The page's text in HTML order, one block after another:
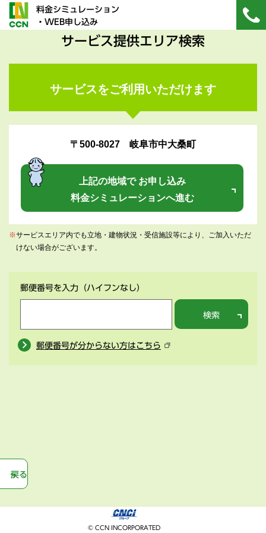
料金シミュレーション
・WEB申し込み
サービス提供エリア検索
サービスをご利用いただけます
〒500-8027 岐阜市中大桑町
上記の地域で お申し込み
料金シミュレーションへ進む
※サービスエリア内でも立地・建物状況・受信施設等により、ご加入いただ
けない場合がございます。
郵便番号を入力 （ハイフンなし）
検索
郵便番号が分からない方はこちら
戻る
© CCN INCORPORATED